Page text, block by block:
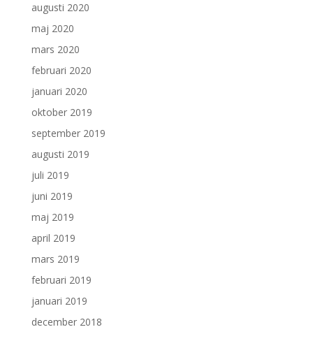
augusti 2020
maj 2020
mars 2020
februari 2020
januari 2020
oktober 2019
september 2019
augusti 2019
juli 2019
juni 2019
maj 2019
april 2019
mars 2019
februari 2019
januari 2019
december 2018